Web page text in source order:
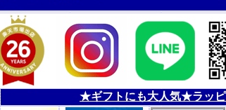
★ギフトにも大人気★ラッピ